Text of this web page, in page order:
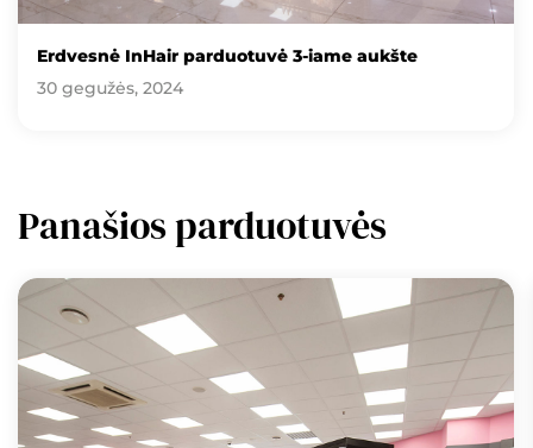
Erdvesnė InHair parduotuvė 3-iame aukšte
30 gegužės, 2024
Panašios parduotuvės